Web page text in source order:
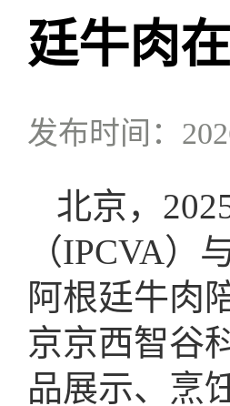
廷牛肉
发布时间：
北京，
（IPCVA
阿根廷牛肉
京京西智谷
品展示、烹